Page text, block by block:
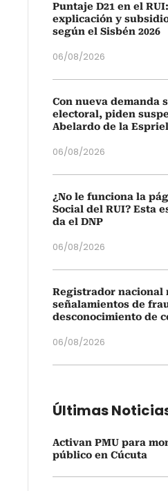
Puntaje D21 en el
explicación y
según el Sisbén 2026
06/08/2026
Con nueva demanda
electoral, piden
Abelardo de la
06/08/2026
¿No le funciona la
Social del RUI? Esta
da el DNP
06/08/2026
Registrador nacional
señalamientos de
desconocimiento de
06/08/2026
Últimas
Activan PMU para
público en Cúcuta